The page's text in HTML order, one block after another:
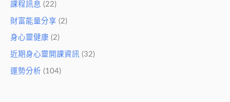
課程訊息 (22)
財富能量分享 (2)
身心靈健康 (2)
近期身心靈開課資訊 (32)
運勢分析 (104)